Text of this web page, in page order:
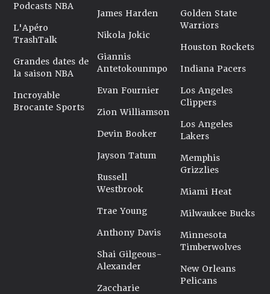
Podcasts NBA
L'Apéro
TrashTalk
Grandes dates de
la saison NBA
Incroyable
Brocante Sports
James Harden
Nikola Jokic
Giannis
Antetokounmpo
Evan Fournier
Zion Williamson
Devin Booker
Jayson Tatum
Russell
Westbrook
Trae Young
Anthony Davis
Shai Gilgeous-
Alexander
Zaccharie
Golden State
Warriors
Houston Rockets
Indiana Pacers
Los Angeles
Clippers
Los Angeles
Lakers
Memphis
Grizzlies
Miami Heat
Milwaukee Bucks
Minnesota
Timberwolves
New Orleans
Pelicans